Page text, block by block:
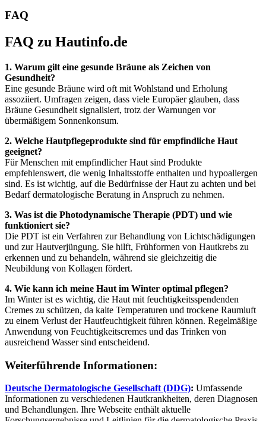
FAQ
FAQ zu Hautinfo.de
1. Warum gilt eine gesunde Bräune als Zeichen von
Gesundheit?
Eine gesunde Bräune wird oft mit Wohlstand und Erholung
assoziiert. Umfragen zeigen, dass viele Europäer glauben, dass
Bräune Gesundheit signalisiert, trotz der Warnungen vor
übermäßigem Sonnenkonsum.
2. Welche Hautpflegeprodukte sind für empfindliche Haut
geeignet?
Für Menschen mit empfindlicher Haut sind Produkte
empfehlenswert, die wenig Inhaltsstoffe enthalten und hypoallergen
sind. Es ist wichtig, auf die Bedürfnisse der Haut zu achten und bei
Bedarf dermatologische Beratung in Anspruch zu nehmen.
3. Was ist die Photodynamische Therapie (PDT) und wie
funktioniert sie?
Die PDT ist ein Verfahren zur Behandlung von Lichtschädigungen
und zur Hautverjüngung. Sie hilft, Frühformen von Hautkrebs zu
erkennen und zu behandeln, während sie gleichzeitig die
Neubildung von Kollagen fördert.
4. Wie kann ich meine Haut im Winter optimal pflegen?
Im Winter ist es wichtig, die Haut mit feuchtigkeitsspendenden
Cremes zu schützen, da kalte Temperaturen und trockene Raumluft
zu einem Verlust der Hautfeuchtigkeit führen können. Regelmäßige
Anwendung von Feuchtigkeitscremes und das Trinken von
ausreichend Wasser sind entscheidend.
Weiterführende Informationen:
Deutsche Dermatologische Gesellschaft (DDG): Umfassende
Informationen zu verschiedenen Hautkrankheiten, deren Diagnosen
und Behandlungen. Ihre Webseite enthält aktuelle